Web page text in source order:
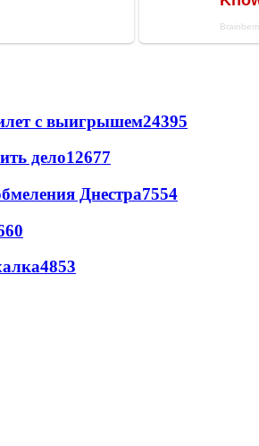
с выигрышем24395
дело12677
Днестра7554
4853